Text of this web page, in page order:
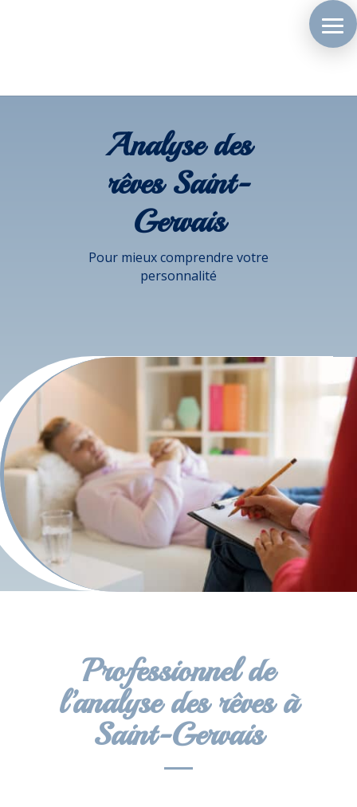
Analyse des
rêves Saint-
Gervais
Pour mieux comprendre votre
personnalité
Professionnel de
l’analyse des rêves à
Saint-Gervais